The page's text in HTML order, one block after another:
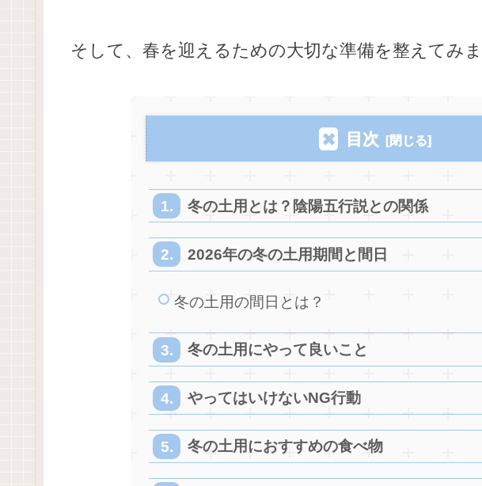
そして、春を迎えるための大切な準備を整えてみま
目次
冬の土用とは？陰陽五行説との関係
2026年の冬の土用期間と間日
冬の土用の間日とは？
冬の土用にやって良いこと
やってはいけないNG行動
冬の土用におすすめの食べ物